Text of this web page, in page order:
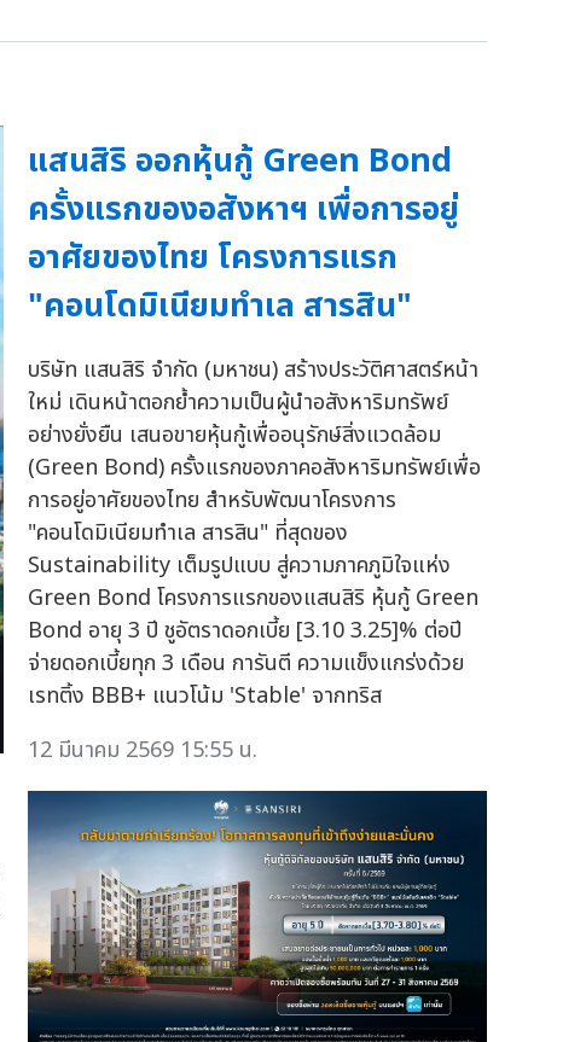
แสนสิริ ออกหุ้นกู้ Green Bond
ครั้งแรกของอสังหาฯ เพื่อการอยู่
อาศัยของไทย โครงการแรก
"คอนโดมิเนียมทำเล สารสิน"
บริษัท แสนสิริ จำกัด (มหาชน) สร้างประวัติศาสตร์หน้า
ใหม่ เดินหน้าตอกย้ำความเป็นผู้นำอสังหาริมทรัพย์
อย่างยั่งยืน เสนอขายหุ้นกู้เพื่ออนุรักษ์สิ่งแวดล้อม
(Green Bond) ครั้งแรกของภาคอสังหาริมทรัพย์เพื่อ
การอยู่อาศัยของไทย สำหรับพัฒนาโครงการ
"คอนโดมิเนียมทำเล สารสิน" ที่สุดของ
Sustainability เต็มรูปแบบ สู่ความภาคภูมิใจแห่ง
Green Bond โครงการแรกของแสนสิริ หุ้นกู้ Green
Bond อายุ 3 ปี ชูอัตราดอกเบี้ย [3.10 3.25]% ต่อปี
จ่ายดอกเบี้ยทุก 3 เดือน การันตี ความแข็งแกร่งด้วย
เรทติ้ง BBB+ แนวโน้ม 'Stable' จากทริส
12 มีนาคม 2569 15:55 น.